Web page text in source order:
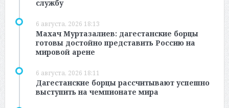
службу
6 августа, 2026 18:13
Махач Муртазалиев: дагестанские борцы
готовы достойно представить Россию на
мировой арене
6 августа, 2026 18:11
Дагестанские борцы рассчитывают успешно
выступить на чемпионате мира